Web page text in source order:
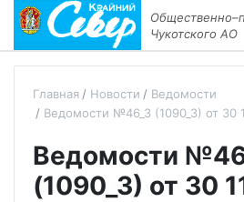
Чукотского АО
Главная Новости
Ведомости
Ведомости №46_3 (1090_3) от 30
Ведомости
(1090_3) от 30